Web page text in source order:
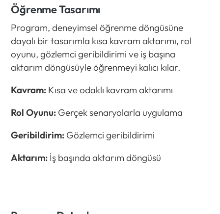
Öğrenme Tasarımı
Program, deneyimsel öğrenme döngüsüne
dayalı bir tasarımla kısa kavram aktarımı, rol
oyunu, gözlemci geribildirimi ve iş başına
aktarım döngüsüyle öğrenmeyi kalıcı kılar.
Kavram: Kısa ve odaklı kavram aktarımı
Rol Oyunu: Gerçek senaryolarla uygulama
Geribildirim: Gözlemci geribildirimi
Aktarım: İş başında aktarım döngüsü